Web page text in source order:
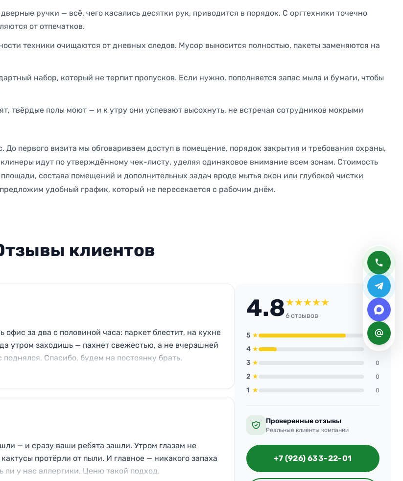
ручки — всё, чего касались десятки рук, приводится в порядок. С оргтехники точечно
от отпечатков.
техники очищаются от дневных следов. Мусор выносится полностью, пакеты заменяются на
набор, который не терпит пропусков. Если нужно, пополняется запас мыла и бумаги, чтобы
твёрдые полы моют — и к утру они успевают высохнуть, не встречая сотрудников мокрыми
первого визита мы обговариваем доступ в помещение, порядок закрытия и требования охраны,
идут по утверждённому чек-листу, уделяя одинаковое внимание всем зонам. Стоимость
состава помещений и дополнительных задач вроде мытья окон или глубокой чистки
удобный график, который не пересекается с рабочим днём.
клиентов
за два с половиной часа: паркет блестит, на кухне
утром заходишь — пахнет свежестью, а не вчерашней
Спасибо, будем на постоянку брать.
— и сразу ваши ребята зашли. Утром глазам не
протёрли от пыли. И главное — никакого запаха
у нас аллергики. Ценю такой подход.
4.8★★★★★
6 отзывов
5 ★ 5
4 ★
3 ★ 0
2 ★ 0
1 ★ 0
Проверенные отзывы
Реальные клиенты компании
+7 (926) 633-22-01